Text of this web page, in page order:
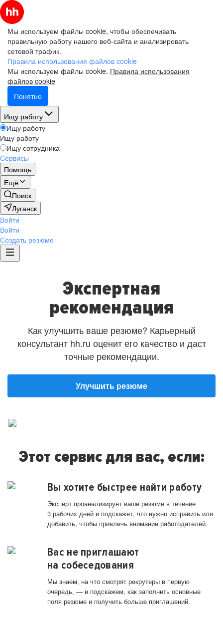
Мы используем файлы cookie, чтобы обеспечивать
правильную работу нашего веб-сайта и анализировать
сетевой трафик.
Правила использования файлов cookie
Мы используем файлы cookie. Правила использования
файлов cookie
Понятно
Ищу работу
Ищу работу
Ищу работу
Ищу сотрудника
Сервисы
Помощь
Ещё
Поиск
Луганск
Войти
Войти
Создать резюме
Экспертная
рекомендация
Как улучшить ваше резюме? Карьерный
консультант hh.ru оценит его качество и даст
точные рекомендации.
Улучшить резюме
Этот сервис для вас, если:
Вы хотите быстрее найти работу
Эксперт проанализирует ваше резюме в течение
3 рабочих дней и подскажет, что нужно исправить или
добавить, чтобы привлечь внимание работодателей.
Вас не приглашают
на собеседования
Мы знаем, на что смотрят рекрутеры в первую
очередь, — и подскажем, как заполнить основные
поля резюме и получить больше приглашений.